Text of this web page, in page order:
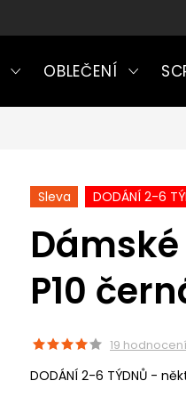
OBLEČENÍ
Sleva DODÁNÍ 2-6
P10
19 hodnocení
DODÁNÍ 2-6 TÝDNŮ -